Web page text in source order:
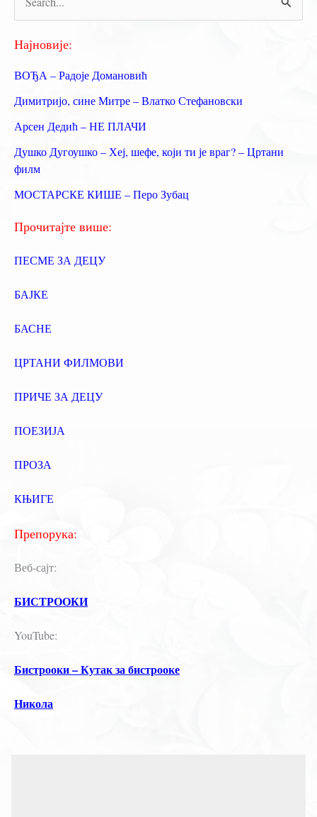
е
р
а
г
а
з
а
:
Најновије:
ВОЂА – Радоје Домановић
Димитријо, сине Митре – Влатко Стефановски
Арсен Дедић – НЕ ПЛАЧИ
Душко Дугоушко – Хеј, шефе, који ти је враг? – Цртани
филм
МОСТАРСКЕ КИШЕ – Перо Зубац
Прочитајте више:
ПЕСМЕ ЗА ДЕЦУ
БАЈКЕ
БАСНЕ
ЦРТАНИ ФИЛМОВИ
ПРИЧЕ ЗА ДЕЦУ
ПОЕЗИЈА
ПРОЗА
КЊИГЕ
Препорука:
Веб-сајт:
БИСТРООКИ
YouTube:
Бистрооки – Кутак за бистрооке
Никола